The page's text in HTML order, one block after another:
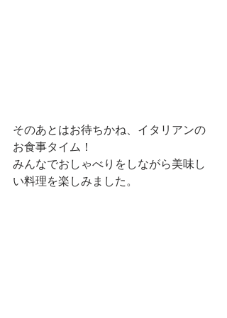
そのあとはお待ちかね、イタリアンの
お食事タイム！
みんなでおしゃべりをしながら美味し
い料理を楽しみました。